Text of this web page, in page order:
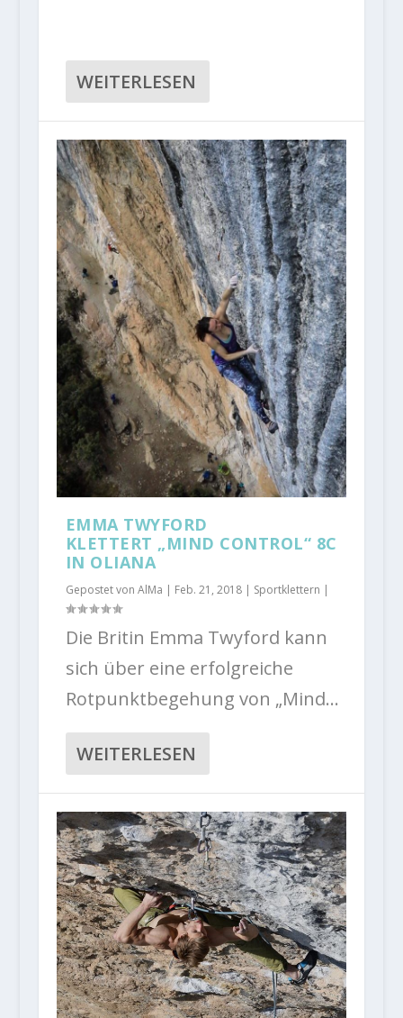
WEITERLESEN
EMMA TWYFORD
KLETTERT „MIND CONTROL“ 8C
IN OLIANA
Gepostet von AlMa | Feb. 21, 2018| Sportklettern |
Die Britin Emma Twyford kann
sich über eine erfolgreiche
Rotpunktbegehung von „Mind...
WEITERLESEN